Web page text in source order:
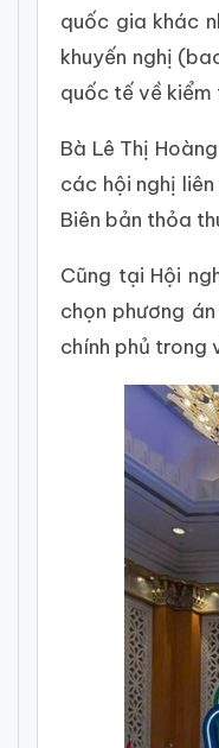
quốc gia khác
khuyến nghị
quốc tế về
Bà Lê Thị
các hội nghị
Biên bản thỏa
Cũng tại Hội
chọn phương
chính phủ trong